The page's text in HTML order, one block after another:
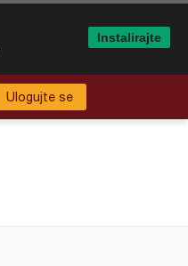
Ulogujte se
Instalirajte